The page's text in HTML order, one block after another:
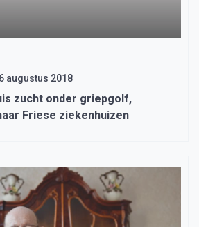
6 augustus 2018
zucht onder griepgolf,
Friese ziekenhuizen